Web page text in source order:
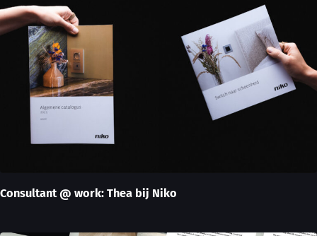
Consultant @ work: Thea bij Niko